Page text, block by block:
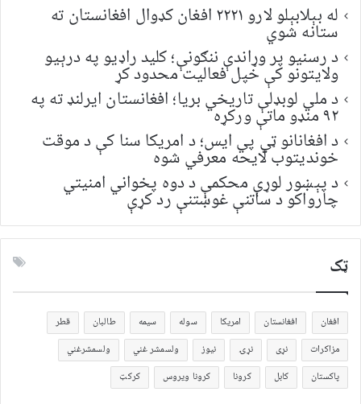
له بېلابېلو لارو ۲۲۲۱ افغان کډوال افغانستان ته
ستانه شوي
د رسنیو پر وړاندې ننګونې؛ کلید راډیو په درېیو
ولایتونو کې خپل فعالیت محدود کړ
د ملي لوبډلې تاریخي بریا؛ افغانستان ایرلنډ ته په
۹۲ منډو ماتې ورکړه
د افغانانو ټي پي ایس؛ د امریکا سنا کې د موقت
خونديتوب لایحه معرفي شوه
د پېښور لوړې محکمې د دوه پخواني امنیتي
چارواکو د ساتنې غوښتنې رد کړې
ټک
افغان افغانستان امریکا سوله سیمه طالبان
قطر
مزاکرات
نړی نړۍ نیوز ولسمشر غني
ولسمشرغني
پاکستان
کابل کرونا کرونا ویروس کرکټ